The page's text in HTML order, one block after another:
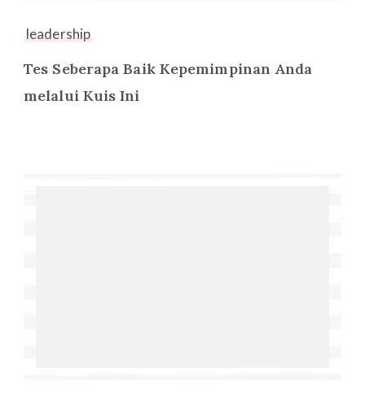
leadership
Tes Seberapa Baik Kepemimpinan Anda
melalui Kuis Ini